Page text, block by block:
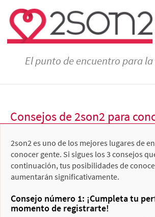
El punto de encuentro para
Consejos de 2son2 para
2son2 es uno de los mejores lugares de
conocer gente. Si sigues los 3 consejos
continuación, tus posibilidades de
aumentarán significativamente.
Consejo número 1: ¡Cumpleta tu
momento de registrarte!